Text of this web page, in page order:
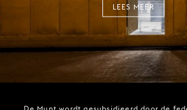
LEES MEER